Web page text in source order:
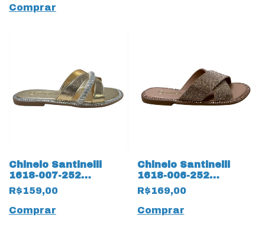
Comprar
Chinelo Santinelli
1618-007-252
Rasteirinha Strass
18786 Dourado
R$159,00
Comprar
Chinelo Santinelli
1618-006-252
Rasteirinha com
Strass 18795 Rose
R$169,00
Comprar